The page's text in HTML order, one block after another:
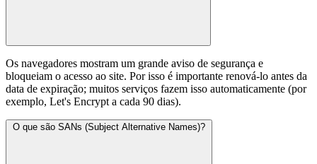
Os navegadores mostram um grande aviso de segurança e
bloqueiam o acesso ao site. Por isso é importante renová-lo antes da
data de expiração; muitos serviços fazem isso automaticamente (por
exemplo, Let's Encrypt a cada 90 dias).
O que são SANs (Subject Alternative Names)?